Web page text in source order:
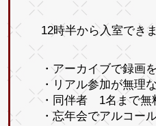
12時半から入室できま
・アーカイブで録画
・リアル参加が無理
・同伴者 1名まで無
・忘年会でアルコー